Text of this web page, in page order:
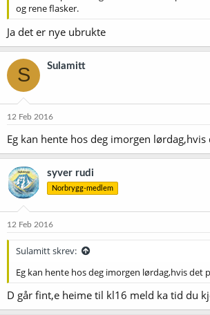
og rene flasker.
Ja det er nye ubrukte
S Sulamitt
12 Feb 2016
Eg kan hente hos deg imorgen lørdag,hvis
syver rudi
Norbrygg-medlem
12 Feb 2016
Sulamitt skrev:
Eg kan hente hos deg imorgen lørdag,hvis det
D går fint,e heime til kl16 meld ka tid du